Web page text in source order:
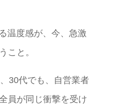
温度感が、今、急激
こと。
30代でも、自営業者
員が同じ衝撃を受け